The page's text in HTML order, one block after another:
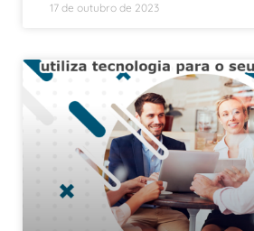
17 de outubro de 2023